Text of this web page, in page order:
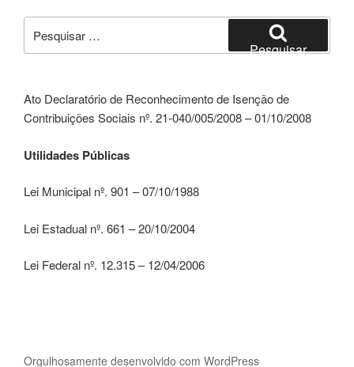
por:
Pesquisar
Ato Declaratório de Reconhecimento de Isenção de
Contribuições Sociais nº. 21-040/005/2008 – 01/10/2008
Utilidades Públicas
Lei Municipal nº. 901 – 07/10/1988
Lei Estadual nº. 661 – 20/10/2004
Lei Federal nº. 12.315 – 12/04/2006
Orgulhosamente desenvolvido com WordPress